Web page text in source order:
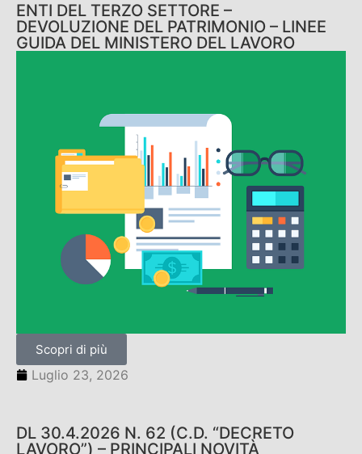
ENTI DEL TERZO SETTORE –
DEVOLUZIONE DEL PATRIMONIO – LINEE
GUIDA DEL MINISTERO DEL LAVORO
Scopri di più
Luglio 23, 2026
DL 30.4.2026 N. 62 (C.D. “DECRETO
LAVORO”) – PRINCIPALI NOVITÀ